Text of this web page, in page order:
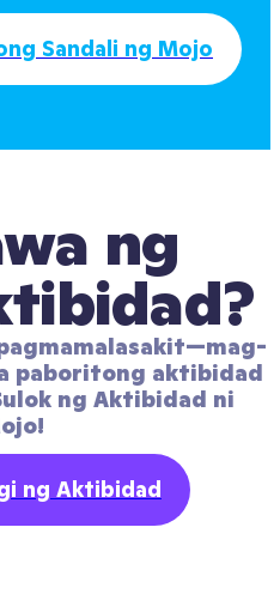
Sandali ng Mojo
ng
paboritong aktibidad
ng Aktibidad ni
ng Aktibidad